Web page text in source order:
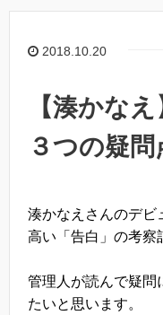
b
o
k
2018.10.20
【湊かな
３つの疑
湊かなえさんのデビ
高い「告白」の考察
管理人が読んで疑問
たいと思います。